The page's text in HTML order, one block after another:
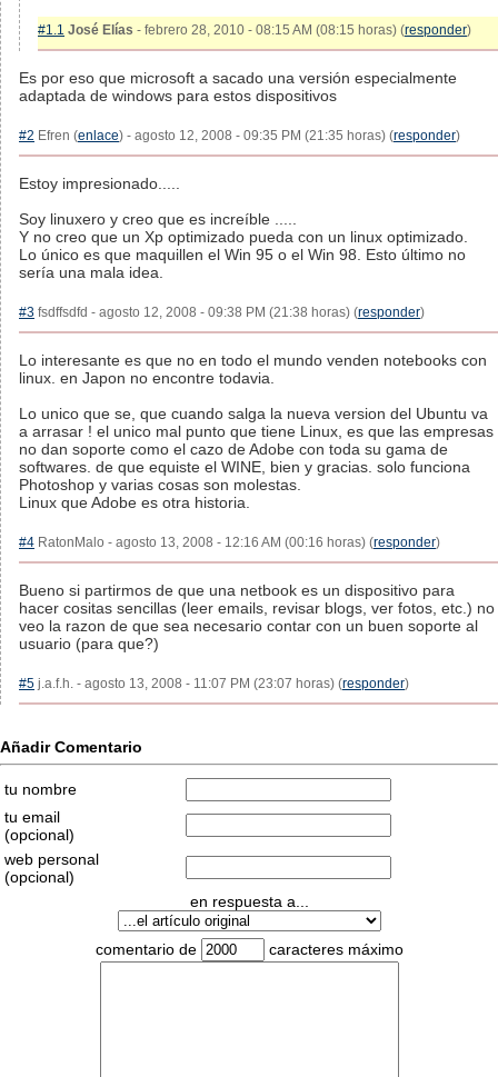
#1.1 José Elías - febrero 28, 2010 - 08:15 AM (08:15 horas) (responder)
Es por eso que microsoft a sacado una versión especialmente
adaptada de windows para estos dispositivos
#2 Efren (enlace) - agosto 12, 2008 - 09:35 PM (21:35 horas) (responder)
Estoy impresionado.....
Soy linuxero y creo que es increíble .....
Y no creo que un Xp optimizado pueda con un linux optimizado.
Lo único es que maquillen el Win 95 o el Win 98. Esto último no
sería una mala idea.
#3 fsdffsdfd - agosto 12, 2008 - 09:38 PM (21:38 horas) (responder)
Lo interesante es que no en todo el mundo venden notebooks con
linux. en Japon no encontre todavia.
Lo unico que se, que cuando salga la nueva version del Ubuntu va
a arrasar ! el unico mal punto que tiene Linux, es que las empresas
no dan soporte como el cazo de Adobe con toda su gama de
softwares. de que equiste el WINE, bien y gracias. solo funciona
Photoshop y varias cosas son molestas.
Linux que Adobe es otra historia.
#4 RatonMalo - agosto 13, 2008 - 12:16 AM (00:16 horas) (responder)
Bueno si partirmos de que una netbook es un dispositivo para
hacer cositas sencillas (leer emails, revisar blogs, ver fotos, etc.) no
veo la razon de que sea necesario contar con un buen soporte al
usuario (para que?)
#5 j.a.f.h. - agosto 13, 2008 - 11:07 PM (23:07 horas) (responder)
Añadir Comentario
tu nombre
tu email
(opcional)
web personal
(opcional)
en respuesta a...
comentario de caracteres máximo